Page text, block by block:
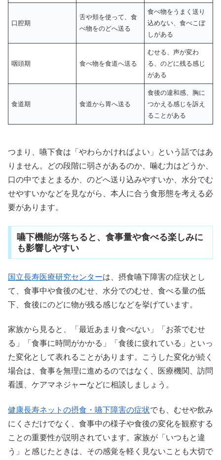
口腔期
舌や頬を使って、食
べ物をのどへ送る
食べ物をうまく送り
込めない、食べこぼ
しがある
咽頭期 食べ物を食道へ送る
むせる、声が変わ
る、のどに残る感じ
がある
食道期 食道から胃へ送る
食後の違和感、胸に
つかえる感じを訴え
ることがある
つまり、嚥下食は「やわらかければよい」という話ではあ
りません。どの段階に弱さがあるのか、噛む力はどうか、
口の中でまとまるか、のどへ送り込みやすいか、水分でむ
せやすいかなどを見ながら、本人に合う食形態を考える必
要があります。
嚥下機能が落ちると、食事量や食べる楽しみに
も影響しやすい
国立長寿医療研究センターは、摂食嚥下障害の症状とし
て、食事中や食後のむせ、水分でのむせ、食べる量の低
下、食後にのどに物が残る感じなどを挙げています。
家族から見ると、「最近あまり食べない」「お茶でむせ
る」「食事に時間がかかる」「食後に疲れている」といっ
た変化として表れることがあります。こうした変化が続く
場合は、食事を無理に進めるのではなく、医療機関、訪問
看護、ケアマネジャーなどに相談しましょう。
健康長寿ネットの摂食・嚥下障害の症状でも、むせや飲み
にくさだけでなく、食事中の様子や食後の変化を観察する
ことの重要性が説明されています。家族が「いつもと違
う」と感じたときは、その感覚を軽く見ないことも大切で